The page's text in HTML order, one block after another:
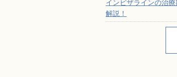
インビザラインの治
解説！